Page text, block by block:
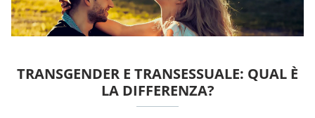
TRANSGENDER E TRANSESSUALE: QUAL È
LA DIFFERENZA?